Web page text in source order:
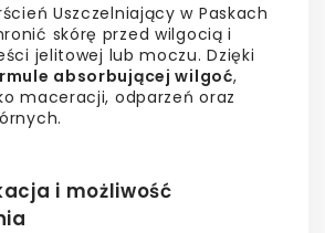
Uszczelniający w Paskach
skórę przed wilgocią i
jelitowej lub moczu. Dzięki
absorbującej wilgoć,
maceracji, odparzeń oraz
i możliwość